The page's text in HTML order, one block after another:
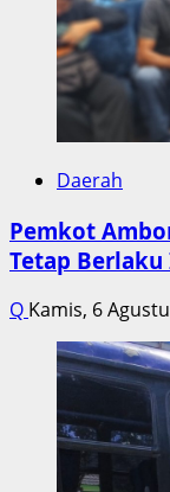
Daerah
Pemkot
Tetap
Q Kamis, 6